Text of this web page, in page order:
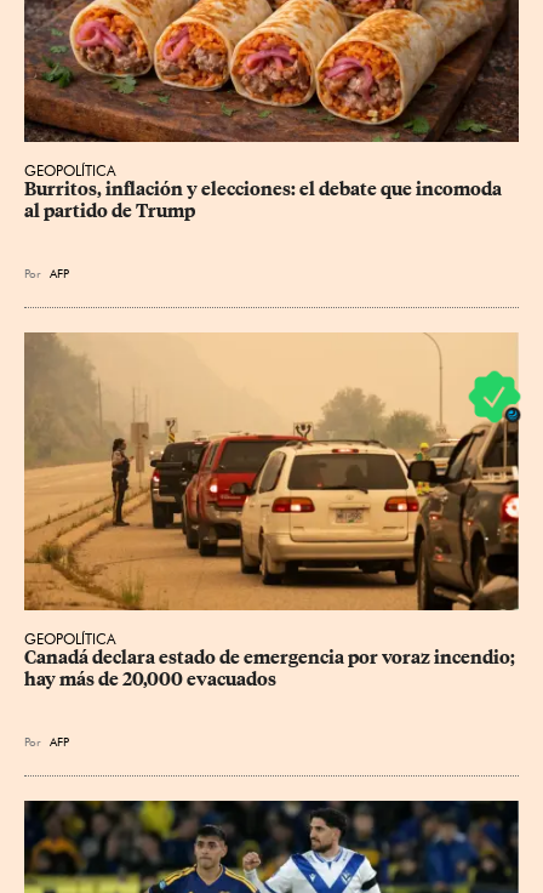
GEOPOLÍTICA
Burritos, inflación y elecciones: el debate que incomoda
al partido de Trump
Por AFP
GEOPOLÍTICA
Canadá declara estado de emergencia por voraz incendio;
hay más de 20,000 evacuados
Por AFP